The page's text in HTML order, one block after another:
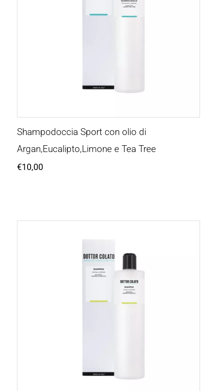
Shampodoccia Sport con olio di
Argan,Eucalipto,Limone e Tea Tree
€10,00